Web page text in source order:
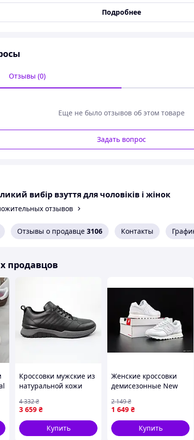
Сетка
наш сайт:
Подробнее
Отзывы (0)
Еще не было отзывов об этом товаре
Задать вопрос
вибір взуття для чоловіків і жінок
отзывов
Отзывы о продавце 3106 Контакты
продавцов
Кроссовки мужские из
натуральной кожи
чоловічі з натуральної
шкіри чорні
3 659 ₴
4 332₴
Купить
Женские кроссовки
демисезонные New
кожа 38 40
1 649 ₴
2 149₴
Купить